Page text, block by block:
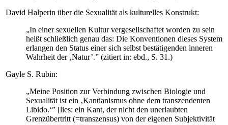
David Halperin über die Sexualität als kulturelles Konstrukt:
„In einer sexuellen Kultur vergesellschaftet worden zu sein
heißt schließlich genau das: Die Konventionen dieses System
erlangen den Status einer sich selbst bestätigenden inneren
Wahrheit der ‚Natur’.” (zitiert in: ebd., S. 31.)
Gayle S. Rubin:
„Meine Position zur Verbindung zwischen Biologie und
Sexualität ist ein ‚Kantianismus ohne dem transzendenten
Libido.‘” [lies: ein Kant, der nicht den unerlaubten
Grenzübertritt (=transzensus) von der eigenen Subjektivität